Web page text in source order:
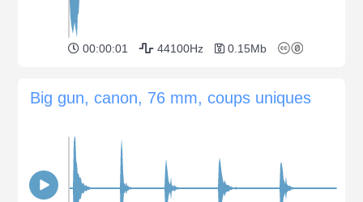
00:00:01 44100Hz 0.15Mb
Big gun, canon, 76 mm, coups uniques